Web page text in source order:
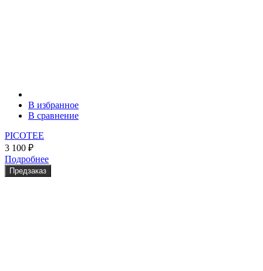
В избранное
В сравнение
PICOTEE
3 100 ₽
Подробнее
Предзаказ